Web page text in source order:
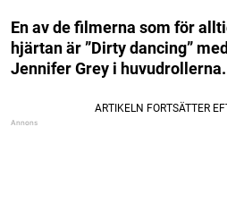
En av de filmerna som för
hjärtan är ”Dirty dancing”
Jennifer Grey i huvudrollerna.